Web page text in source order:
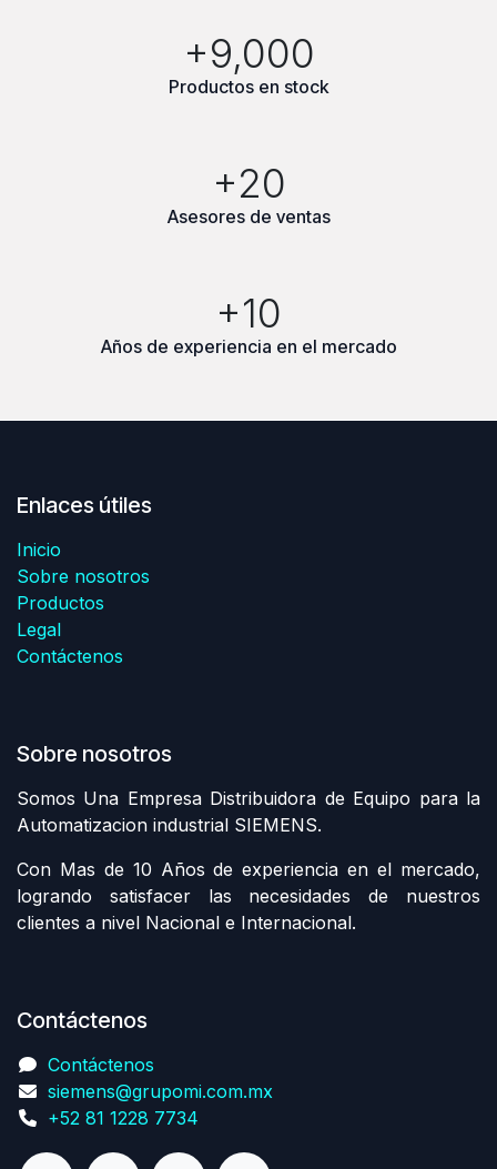
+9,000
Productos en stock
+20
Asesores de ventas
+10
Años de experiencia en el mercado
Enlaces útiles
Inicio
Sobre nosotros
Productos
Legal
Contáctenos
Sobre nosotros
Somos Una Empresa Distribuidora de Equipo para la
Automatizacion industrial SIEMENS.
Con Mas de 10 Años de experiencia en el mercado,
logrando satisfacer las necesidades de nuestros
clientes a nivel Nacional e Internacional.
Contáctenos
Contáctenos
siemens@grupomi.com.mx
+52 81 1228 7734